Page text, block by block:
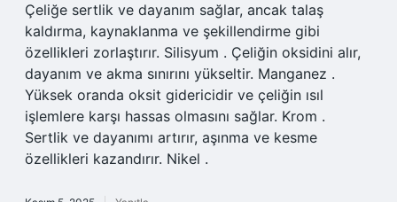
Çeliğe sertlik ve dayanım sağlar, ancak talaş
kaldırma, kaynaklanma ve şekillendirme gibi
özellikleri zorlaştırır. Silisyum . Çeliğin oksidini alır,
dayanım ve akma sınırını yükseltir. Manganez .
Yüksek oranda oksit gidericidir ve çeliğin ısıl
işlemlere karşı hassas olmasını sağlar. Krom .
Sertlik ve dayanımı artırır, aşınma ve kesme
özellikleri kazandırır. Nikel .